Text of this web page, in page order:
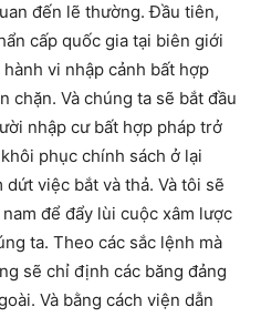
đến lẽ thường. Đầu tiên,
cấp quốc gia tại biên giới
vi nhập cảnh bất hợp
chặn. Và chúng ta sẽ bắt đầu
nhập cư bất hợp pháp trở
phục chính sách ở lại
việc bắt và thả. Và tôi sẽ
để đẩy lùi cuộc xâm lược
ta. Theo các sắc lệnh mà
sẽ chỉ định các băng đảng
Và bằng cách viện dẫn